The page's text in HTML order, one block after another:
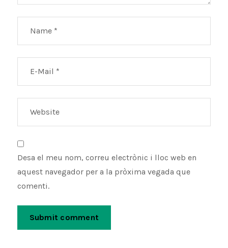
Desa el meu nom, correu electrònic i lloc web en
aquest navegador per a la pròxima vegada que
comenti.